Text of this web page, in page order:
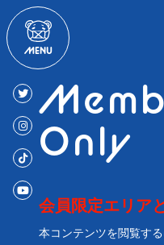
Only
会員限定エリア
本コンテンツを閲覧す